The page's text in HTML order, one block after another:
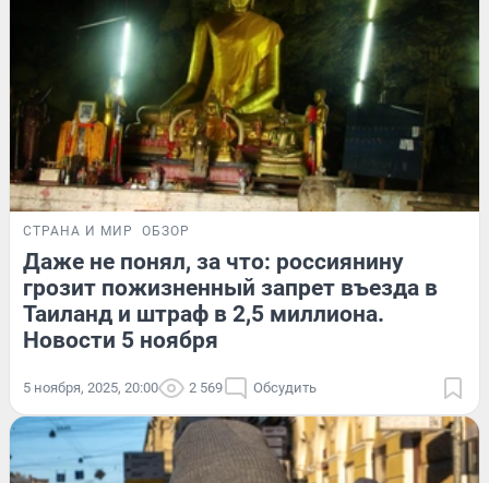
СТРАНА И МИР ОБЗОР
Даже не понял, за что: россиянину
грозит пожизненный запрет въезда в
Таиланд и штраф в 2,5 миллиона.
Новости 5 ноября
5 ноября, 2025, 20:00 2 569 Обсудить